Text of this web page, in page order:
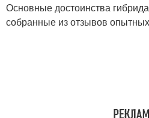
Основные достоинства
собранные из отзывов